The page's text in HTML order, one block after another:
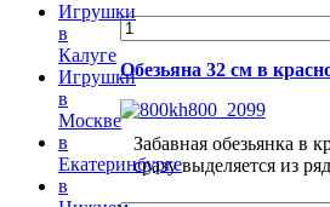
Обезьяна 32 см в
Забавная обезьянка в
сразу выделяется из
Игрушки
в
Калуге
Игрушки
в
Москве
в
Екатеринбурге
в